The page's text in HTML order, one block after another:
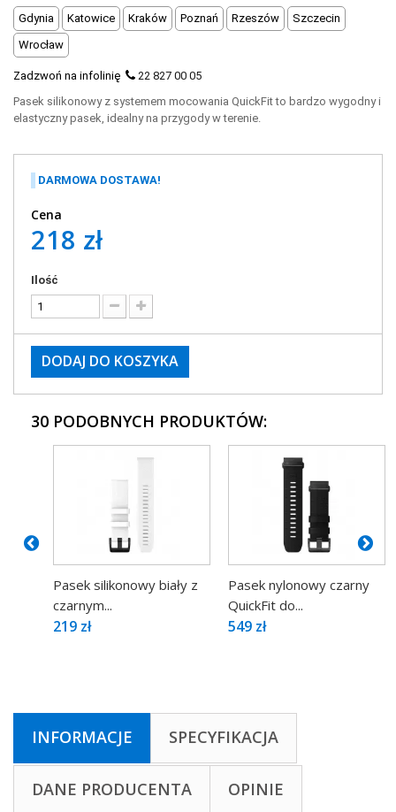
Gdynia Katowice Kraków Poznań Rzeszów
Szczecin
Wrocław
Zadzwoń na infolinię
22 827 00 05
Pasek silikonowy z systemem mocowania QuickFit to bardzo wygodny i
elastyczny pasek, idealny na przygody w terenie.
DARMOWA DOSTAWA!
Cena
218 zł
Ilość
DODAJ DO KOSZYKA
30 PODOBNYCH PRODUKTÓW:
Pasek silikonowy biały z
czarnym...
219 zł
Pasek nylonowy czarny
QuickFit do...
549 zł
INFORMACJE SPECYFIKACJA
DANE PRODUCENTA OPINIE